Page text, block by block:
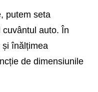
putem seta
auto. În
și înălțimea
de dimensiunile